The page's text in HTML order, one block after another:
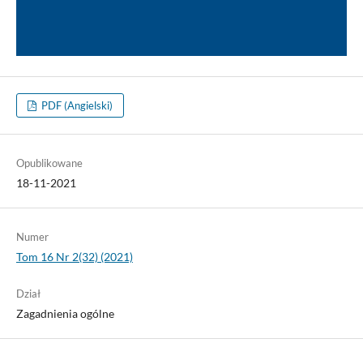
PDF (Angielski)
Opublikowane
18-11-2021
Numer
Tom 16 Nr 2(32) (2021)
Dział
Zagadnienia ogólne